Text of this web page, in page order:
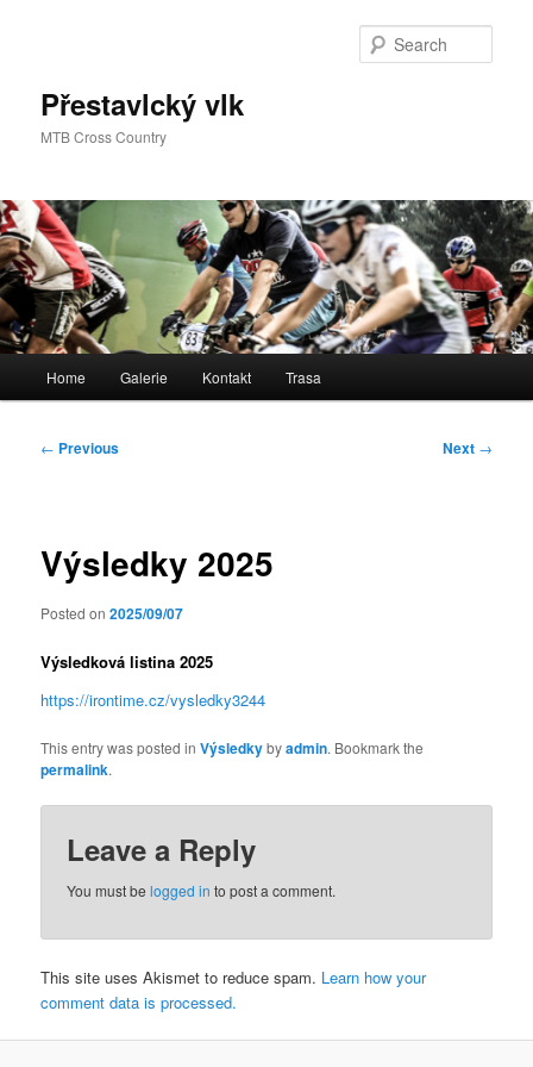
Přestavlcký vlk
MTB Cross Country
Home Galerie Kontakt Trasa
Post
← Previous Next →
Výsledky 2025
Posted on2025/09/07
Výsledková listina 2025
https://irontime.cz/vysledky3244
This entry was posted inVýsledkybyadmin. Bookmark the
permalink.
Leave a Reply
You must belogged in to post a comment.
This site uses Akismet to reduce spam. Learn how your
comment data is processed.